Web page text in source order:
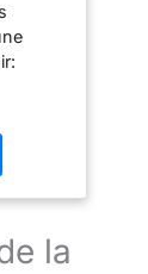
de
nousla